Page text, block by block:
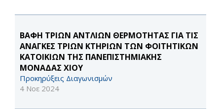
ΒΑΦΗ ΤΡΙΩΝ ΑΝΤΛΙΩΝ ΘΕΡΜΟΤΗΤΑΣ ΓΙΑ ΤΙΣ
ΑΝΑΓΚΕΣ ΤΡΙΩΝ ΚΤΗΡΙΩΝ ΤΩΝ ΦΟΙΤΗΤΙΚΩΝ
ΚΑΤΟΙΚΙΩΝ ΤΗΣ ΠΑΝΕΠΙΣΤΗΜΙΑΚΗΣ
ΜΟΝΑΔΑΣ ΧΙΟΥ
Προκηρύξεις Διαγωνισμών
4 Νοε 2024